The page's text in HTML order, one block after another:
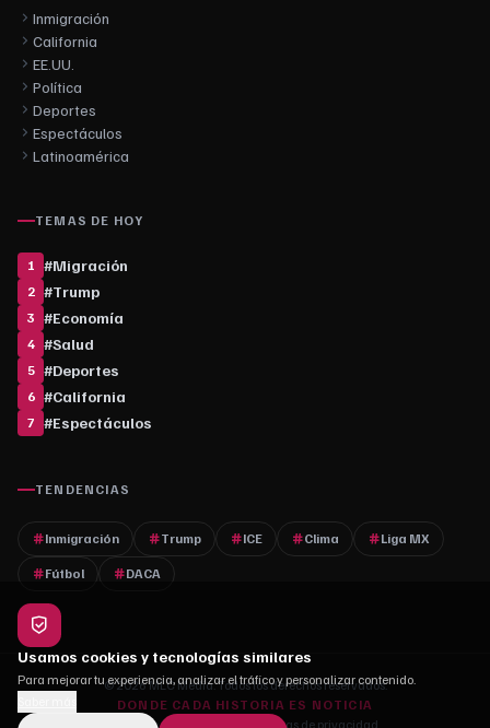
Inmigración
California
EE.UU.
Política
Deportes
Espectáculos
Latinoamérica
TEMAS DE HOY
1 #Migración
2 #Trump
3 #Economía
4 #Salud
5 #Deportes
6 #California
7 #Espectáculos
TENDENCIAS
Inmigración Trump ICE Clima Liga MX
Fútbol DACA
© 2026 MLC Media. Todos los derechos reservados.
DONDE CADA HISTORIA ES NOTICIA
Quiénes somos
Políticas de privacidad
Usamos cookies y tecnologías similares
Para mejorar tu experiencia, analizar el tráfico y personalizar contenido.